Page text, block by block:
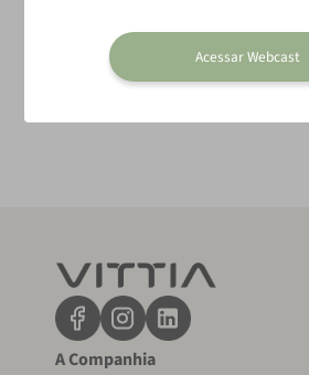
A Companhia
Acessar Webcast